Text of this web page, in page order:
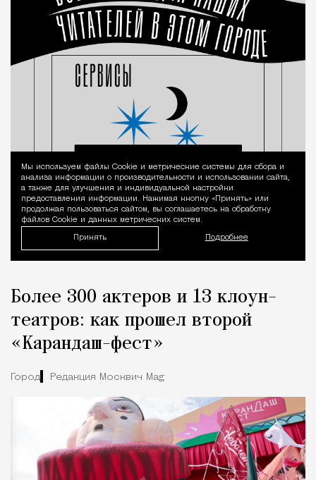
Уведомление
Мы используем файлы Сookie и метрические системы для сбора и
анализа информации о производительности и использовании сайта,
а также для улучшения и индивидуальной настройки
предоставления информации. Нажимая кнопку «Принять» или
продолжая пользоваться сайтом, вы соглашаетесь на обработку
файлов Cookie и данных метрических систем.
Принять Подробнее
Более 300 актеров и 13 клоун-
театров: как прошел второй
«Карандаш-фест»
Город Редакция Москвич Mag